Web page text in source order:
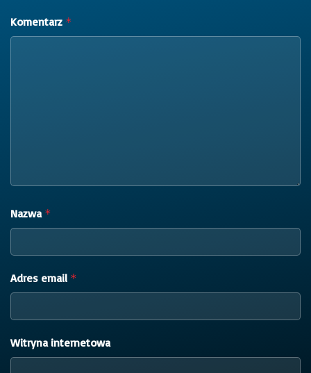
Komentarz *
Nazwa *
Adres email *
Witryna internetowa